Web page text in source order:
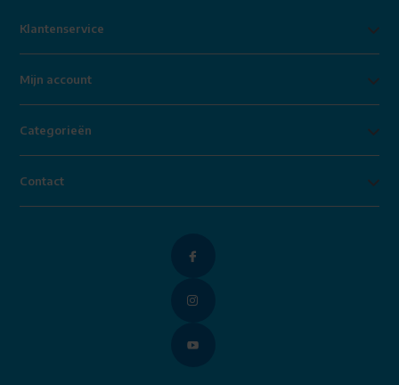
Klantenservice
Mijn account
Categorieën
Contact